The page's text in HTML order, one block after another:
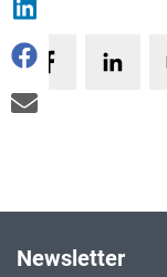
Newsletter